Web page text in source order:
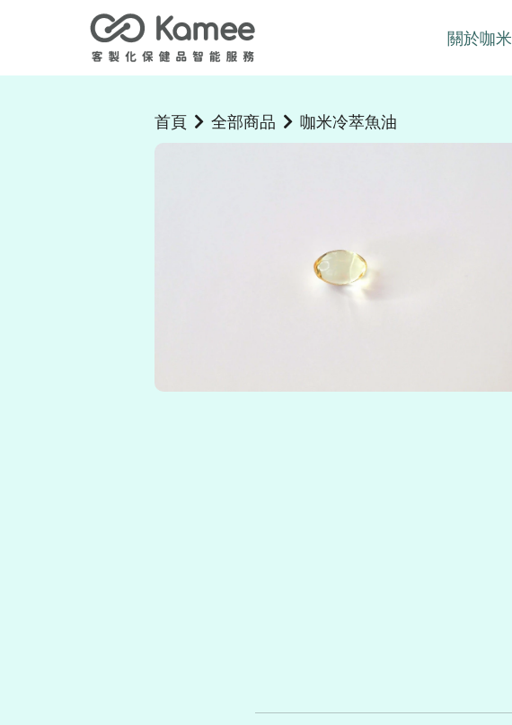
關於咖米
首頁 全部商品 咖米冷萃魚油